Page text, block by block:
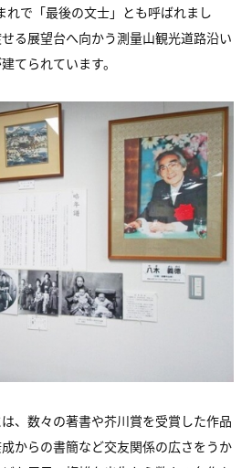
れで「最後の文士」とも呼ばれまし
る展望台へ向かう測量山観光道路沿い
てられています。
、数々の著書や芥川賞を受賞した作品
からの書簡など交友関係の広さをうか